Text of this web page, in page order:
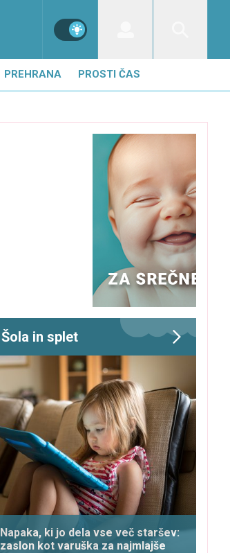
PREHRANA PROSTI ČAS
Šola in splet
Napaka, ki jo dela vse več staršev:
zaslon kot varuška za najmlajše